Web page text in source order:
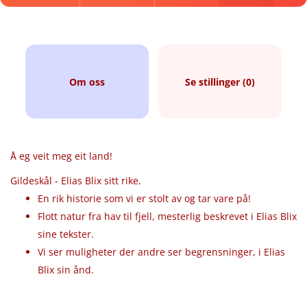
Om oss Se stillinger (0)
Å eg veit meg eit land!
Gildeskål - Elias Blix sitt rike.
En rik historie som vi er stolt av og tar vare på!
Flott natur fra hav til fjell, mesterlig beskrevet i Elias Blix
sine tekster.
Vi ser muligheter der andre ser begrensninger, i Elias
Blix sin ånd.